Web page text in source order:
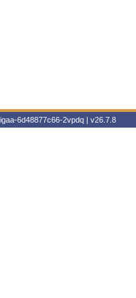
6d48877c66-2vpdq | v26.7.8